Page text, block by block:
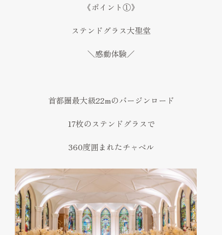
《ポイント①》
ステンドグラス大聖堂
＼感動体験／
首都圏最大級22mのバージンロード
17枚のステンドグラスで
360度囲まれたチャペル